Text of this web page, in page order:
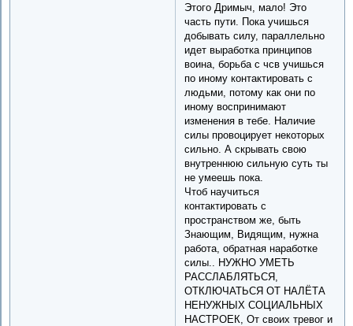
Этого Дримыч, мало! Это
часть пути. Пока учишься
добывать силу, параллельно
идет выработка принципов
воина, борьба с чсв учишься
по иному контактировать с
людьми, потому как они по
иному воспринимают
изменения в тебе. Наличие
силы провоцирует некоторых
сильно. А скрывать свою
внутреннюю сильную суть ты
не умеешь пока.
Чтоб научиться
контактировать с
пространством же, быть
Знающим, Видящим, нужна
работа, обратная наработке
силы.. НУЖНО УМЕТЬ
РАССЛАБЛЯТЬСЯ,
ОТКЛЮЧАТЬСЯ ОТ НАЛЁТА
НЕНУЖНЫХ СОЦИАЛЬНЫХ
НАСТРОЕК, От своих тревог и